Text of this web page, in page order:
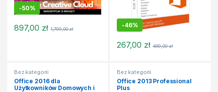
-50%
897,00 zł 1,799,00zł
-46%
267,00 zł 499,00zł
Bez kategorii
Office 2016 dla
Użytkowników Domowych i
Bez kategorii
Office 2013 Professional
Plus